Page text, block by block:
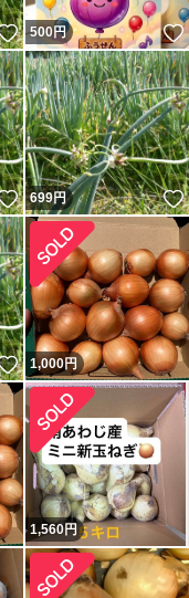
いいね！
500円
いいね！
699円
いいね！
1,000円
1,560円